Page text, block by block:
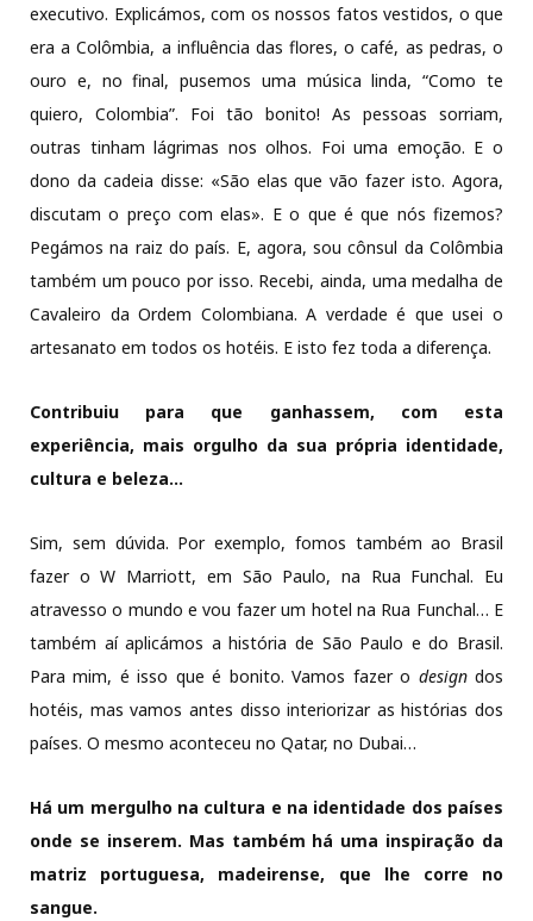
executivo. Explicámos, com os nossos fatos vestidos, o que
era a Colômbia, a influência das flores, o café, as pedras, o
ouro e, no final, pusemos uma música linda, “Como te
quiero, Colombia”. Foi tão bonito! As pessoas sorriam,
outras tinham lágrimas nos olhos. Foi uma emoção. E o
dono da cadeia disse: «São elas que vão fazer isto. Agora,
discutam o preço com elas». E o que é que nós fizemos?
Pegámos na raiz do país. E, agora, sou cônsul da Colômbia
também um pouco por isso. Recebi, ainda, uma medalha de
Cavaleiro da Ordem Colombiana. A verdade é que usei o
artesanato em todos os hotéis. E isto fez toda a diferença.
Contribuiu para que ganhassem, com esta
experiência, mais orgulho da sua própria identidade,
cultura e beleza…
Sim, sem dúvida. Por exemplo, fomos também ao Brasil
fazer o W Marriott, em São Paulo, na Rua Funchal. Eu
atravesso o mundo e vou fazer um hotel na Rua Funchal… E
também aí aplicámos a história de São Paulo e do Brasil.
Para mim, é isso que é bonito. Vamos fazer o designdos
hotéis, mas vamos antes disso interiorizar as histórias dos
países. O mesmo aconteceu no Qatar, no Dubai…
Há um mergulho na cultura e na identidade dos países
onde se inserem. Mas também há uma inspiração da
matriz portuguesa, madeirense, que lhe corre no
sangue.